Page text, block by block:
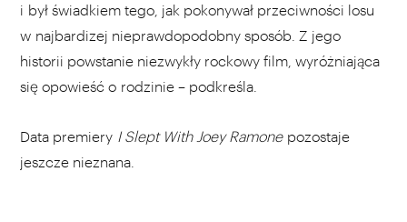
i był świadkiem tego, jak pokonywał przeciwności losu
w najbardizej nieprawdopodobny sposób. Z jego
historii powstanie niezwykły rockowy film, wyróżniająca
się opowieść o rodzinie – podkreśla.
Data premiery I Slept With Joey Ramone pozostaje
jeszcze nieznana.